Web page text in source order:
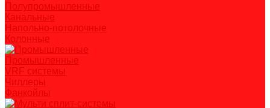
Полупромышленные
Канальные
Напольно-потолочные
Колонные
Промышленные
VRF системы
Чиллеры
Фанкойлы